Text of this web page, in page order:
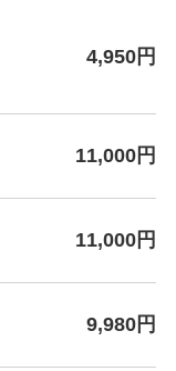
4,950円
11,000円
11,000円
9,980円